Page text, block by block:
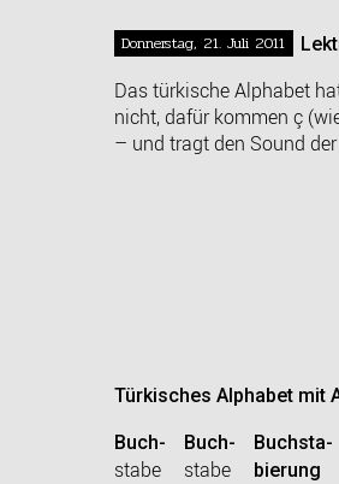
Donnerstag, 21. Juli 2011
Das türkische Alphabet
nicht, dafür kommen ç
– und tragt den Sound
Türkisches Alphabet mit
Buch-
stabe
Buch-
stabe
Buchsta-
bierung